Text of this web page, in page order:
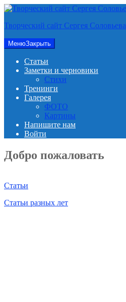
Перейти
содержимому
Творческий сайт Сергея Соловьева
МенюЗакрыть
Статьи
Заметки и черновики
Стихи
Тренинги
Галерея
ФОТО
Картины
Напишите нам
Войти
Добро пожаловать
Статьи
Статьи разных лет